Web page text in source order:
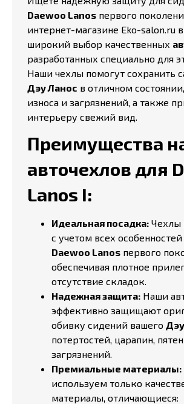
Daewoo Lanos первого
интернет-магазине Eko-salon.ru
широкий выбор качественных
разработанных специально для
Наши чехлы помогут сохранить
Дэу Ланос в отличном
износа и загрязнений, а также
интерьеру свежий вид.
Преимущества
авточехлов для
Lanos I:
Идеальная посадка: Чехлы
с учетом всех
Daewoo Lanos первого
обеспечивая плотное
отсутствие складок.
Надежная защита: Наши
эффективно защищают
обивку сидений вашего
потертостей, царапин,
загрязнений.
Премиальные материалы:
используем только
материалы, отличающиеся: